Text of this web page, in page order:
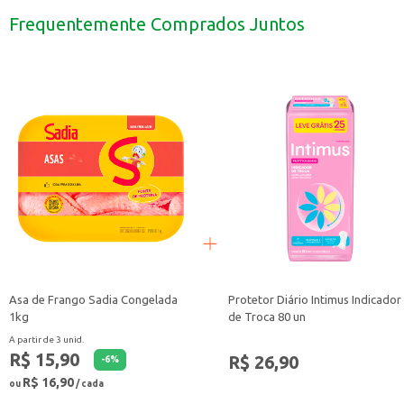
Perfeito para quem busca praticidade e eficiência no preparo de suas receitas.
Frequentemente Comprados Juntos
Asa de Frango Sadia Congelada
1kg
A partir de 3 unid.
R$ 15,90 -6%
ou R$ 16,90/ cada
Protetor Diário Intimus Indicador
de Troca 80 un
R$ 26,90